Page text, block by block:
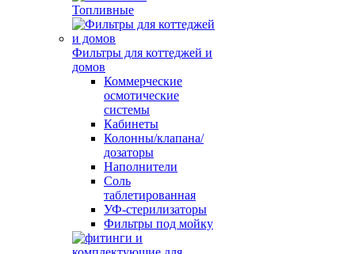
Топливные
Фильтры для коттеджей и
домов
Коммерческие
осмотические
системы
Кабинеты
Колонны/клапана/
дозаторы
Наполнители
Соль
таблетированная
УФ-стерилизаторы
Фильтры под мойку